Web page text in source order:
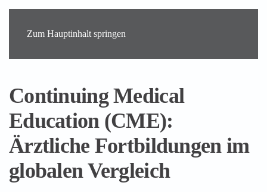
Zum Hauptinhalt springen
Continuing Medical
Education (CME):
Ärztliche Fortbildungen im
globalen Vergleich